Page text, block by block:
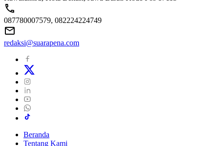
087780007579, 082224224749
redaksi@suarapena.com
Beranda
Tentang Kami